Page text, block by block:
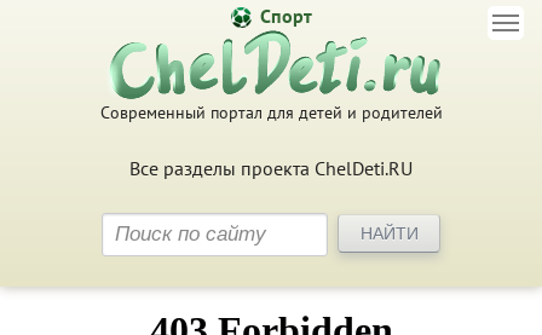
Современный портал для детей и родителей
Все разделы проекта ChelDeti.RU
Спорт